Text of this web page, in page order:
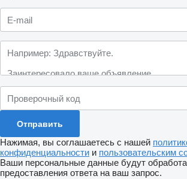
Нажимая, вы соглашаетесь с нашей
конфиденциальности и пользовательским
Ваши персональные данные будут
предоставления ответа на ваш запрос.